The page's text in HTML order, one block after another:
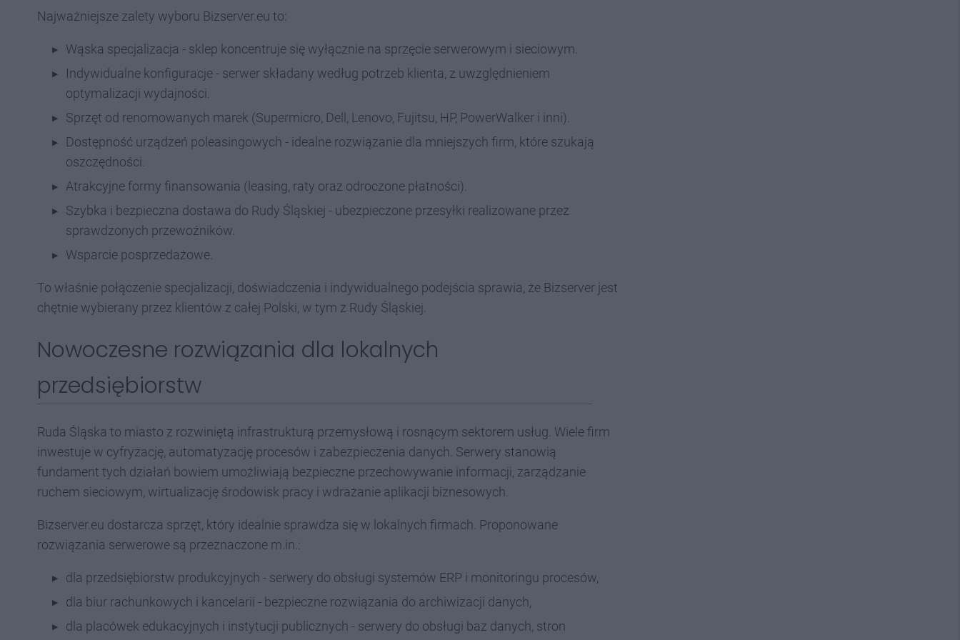
Najważniejsze zalety wyboru Bizserver.eu to:
Wąska specjalizacja - sklep koncentruje się wyłącznie na sprzęcie serwerowym i sieciowym.
Indywidualne konfiguracje - serwer składany według potrzeb klienta, z uwzględnieniem
optymalizacji wydajności.
Sprzęt od renomowanych marek (Supermicro, Dell, Lenovo, Fujitsu, HP, PowerWalker i inni).
Dostępność urządzeń poleasingowych - idealne rozwiązanie dla mniejszych firm, które szukają
oszczędności.
Atrakcyjne formy finansowania (leasing, raty oraz odroczone płatności).
Szybka i bezpieczna dostawa do Rudy Śląskiej - ubezpieczone przesyłki realizowane przez
sprawdzonych przewoźników.
Wsparcie posprzedażowe.
To właśnie połączenie specjalizacji, doświadczenia i indywidualnego podejścia sprawia, że Bizserver jest
chętnie wybierany przez klientów z całej Polski, w tym z Rudy Śląskiej.
Nowoczesne rozwiązania dla lokalnych
przedsiębiorstw
Ruda Śląska to miasto z rozwiniętą infrastrukturą przemysłową i rosnącym sektorem usług. Wiele firm
inwestuje w cyfryzację, automatyzację procesów i zabezpieczenia danych. Serwery stanowią
fundament tych działań bowiem umożliwiają bezpieczne przechowywanie informacji, zarządzanie
ruchem sieciowym, wirtualizację środowisk pracy i wdrażanie aplikacji biznesowych.
Bizserver.eu dostarcza sprzęt, który idealnie sprawdza się w lokalnych firmach. Proponowane
rozwiązania serwerowe są przeznaczone m.in.:
dla przedsiębiorstw produkcyjnych - serwery do obsługi systemów ERP i monitoringu procesów,
dla biur rachunkowych i kancelarii - bezpieczne rozwiązania do archiwizacji danych,
dla placówek edukacyjnych i instytucji publicznych - serwery do obsługi baz danych, stron